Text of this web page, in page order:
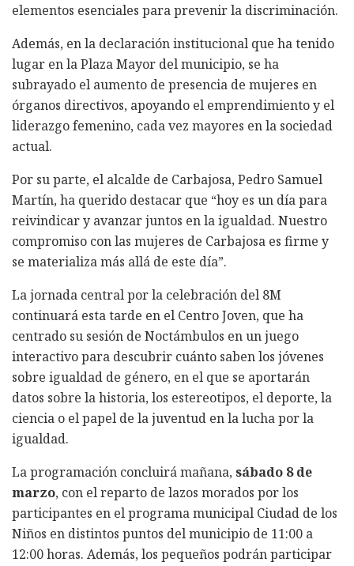
elementos esenciales para prevenir la discriminación.
Además, en la declaración institucional que ha tenido
lugar en la Plaza Mayor del municipio, se ha
subrayado el aumento de presencia de mujeres en
órganos directivos, apoyando el emprendimiento y el
liderazgo femenino, cada vez mayores en la sociedad
actual.
Por su parte, el alcalde de Carbajosa, Pedro Samuel
Martín, ha querido destacar que “hoy es un día para
reivindicar y avanzar juntos en la igualdad. Nuestro
compromiso con las mujeres de Carbajosa es firme y
se materializa más allá de este día”.
La jornada central por la celebración del 8M
continuará esta tarde en el Centro Joven, que ha
centrado su sesión de Noctámbulos en un juego
interactivo para descubrir cuánto saben los jóvenes
sobre igualdad de género, en el que se aportarán
datos sobre la historia, los estereotipos, el deporte, la
ciencia o el papel de la juventud en la lucha por la
igualdad.
La programación concluirá mañana,sábado 8 de
marzo, con el reparto de lazos morados por los
participantes en el programa municipal Ciudad de los
Niños en distintos puntos del municipio de 11:00 a
12:00 horas. Además, los pequeños podrán participar